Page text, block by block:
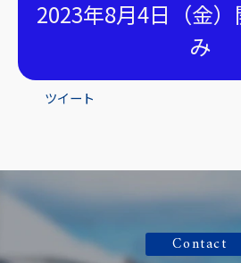
2023年8月4日（金
み
ツイート
Contact